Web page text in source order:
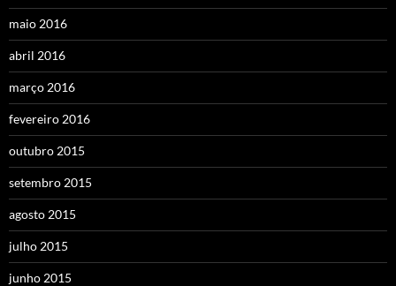
maio 2016
abril 2016
março 2016
fevereiro 2016
outubro 2015
setembro 2015
agosto 2015
julho 2015
junho 2015